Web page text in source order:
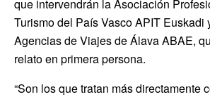
que intervendrán la Asociación
Turismo del País Vasco APIT Euskadi
Agencias de Viajes de Álava ABAE,
relato en primera persona.
“Son los que tratan más directamente